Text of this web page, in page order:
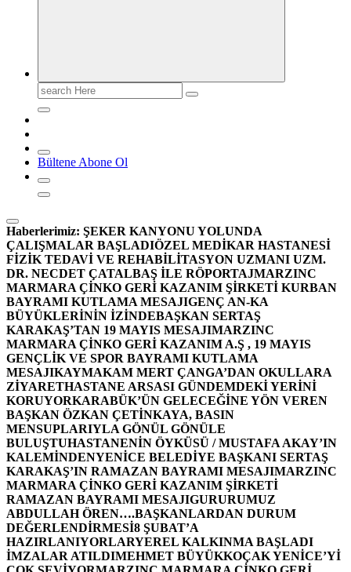
Search
for:
Bültene Abone Ol
Haberlerimiz: ŞEKER KANYONU YOLUNDA
ÇALIŞMALAR BAŞLADIÖZEL MEDİKAR HASTANESİ
FİZİK TEDAVİ VE REHABİLİTASYON UZMANI UZM.
DR. NECDET ÇATALBAŞ İLE RÖPORTAJMARZINC
MARMARA ÇİNKO GERİ KAZANIM ŞİRKETİ KURBAN
BAYRAMI KUTLAMA MESAJIGENÇ AN-KA
BÜYÜKLERİNİN İZİNDEBAŞKAN SERTAŞ
KARAKAŞ’TAN 19 MAYIS MESAJIMARZINC
MARMARA ÇİNKO GERİ KAZANIM A.Ş , 19 MAYIS
GENÇLİK VE SPOR BAYRAMI KUTLAMA
MESAJIKAYMAKAM MERT ÇANGA’DAN OKULLARA
ZİYARETHASTANE ARSASI GÜNDEMDEKİ YERİNİ
KORUYORKARABÜK’ÜN GELECEĞİNE YÖN VEREN
BAŞKAN ÖZKAN ÇETİNKAYA, BASIN
MENSUPLARIYLA GÖNÜL GÖNÜLE
BULUŞTUHASTANENİN ÖYKÜSÜ / MUSTAFA AKAY’IN
KALEMİNDENYENİCE BELEDİYE BAŞKANI SERTAŞ
KARAKAŞ’IN RAMAZAN BAYRAMI MESAJIMARZINC
MARMARA ÇİNKO GERİ KAZANIM ŞİRKETİ
RAMAZAN BAYRAMI MESAJIGURURUMUZ
ABDULLAH ÖREN….BAŞKANLARDAN DURUM
DEĞERLENDİRMESİ8 ŞUBAT’A
HAZIRLANIYORLARYEREL KALKINMA BAŞLADI
İMZALAR ATILDIMEHMET BÜYÜKKOÇAK YENİCE’Yİ